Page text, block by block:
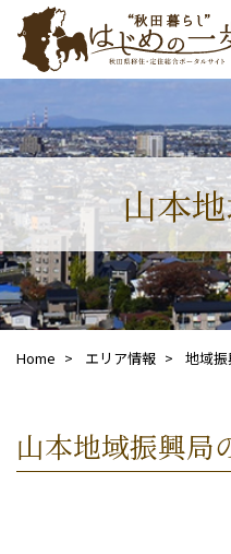
山本
Home エリア情報 地域振
山本地域振興局